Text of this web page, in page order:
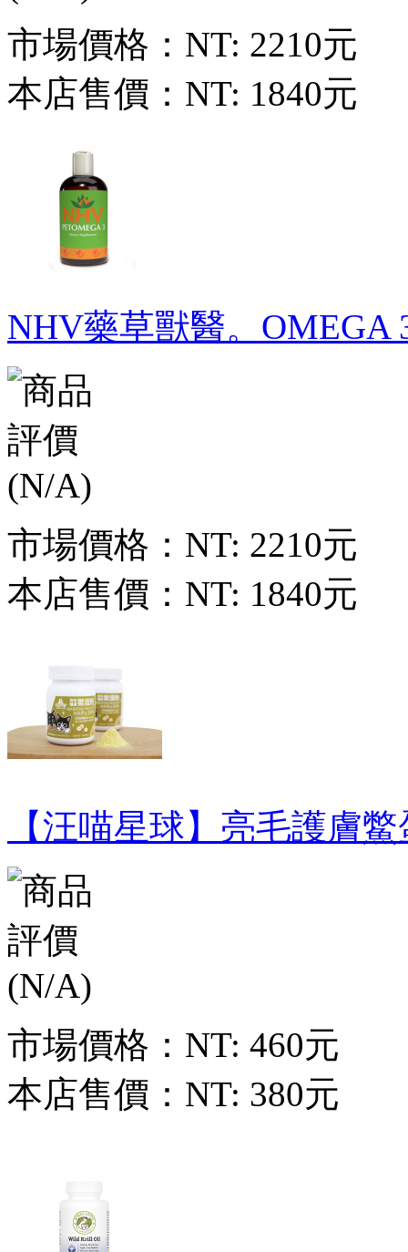
市場價格： NT: 2210元
本店售價： NT: 1840元
NHV藥草獸醫。OMEGA
市場價格： NT: 2210元
本店售價： NT: 1840元
【汪喵星球】亮毛護膚
市場價格： NT: 460元
本店售價： NT: 380元